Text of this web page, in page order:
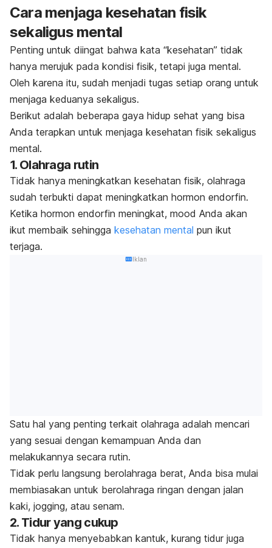
Cara menjaga kesehatan fisik
sekaligus mental
Penting untuk diingat bahwa kata “kesehatan” tidak
hanya merujuk pada kondisi fisik, tetapi juga mental.
Oleh karena itu, sudah menjadi tugas setiap orang untuk
menjaga keduanya sekaligus.
Berikut adalah beberapa gaya hidup sehat yang bisa
Anda terapkan untuk menjaga kesehatan fisik sekaligus
mental.
1. Olahraga rutin
Tidak hanya meningkatkan kesehatan fisik, olahraga
sudah terbukti dapat meningkatkan hormon endorfin.
Ketika hormon endorfin meningkat, mood Anda akan
ikut membaik sehingga kesehatan mental pun ikut
terjaga.
Iklan
Satu hal yang penting terkait olahraga adalah mencari
yang sesuai dengan kemampuan Anda dan
melakukannya secara rutin.
Tidak perlu langsung berolahraga berat, Anda bisa mulai
membiasakan untuk berolahraga ringan dengan jalan
kaki, jogging, atau senam.
2. Tidur yang cukup
Tidak hanya menyebabkan kantuk, kurang tidur juga